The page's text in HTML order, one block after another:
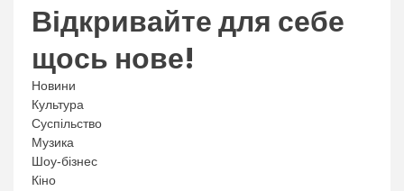
Відкривайте для себе
щось нове!
Новини
Культура
Суспільство
Музика
Шоу-бізнес
Кіно